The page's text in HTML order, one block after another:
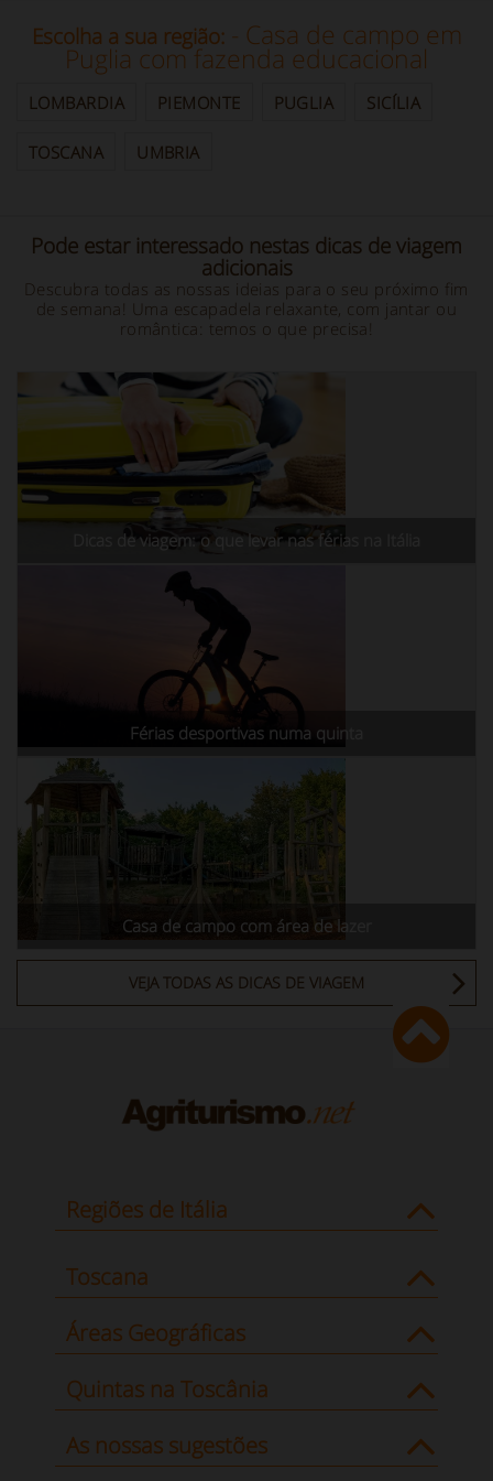
Escolha a sua região: - Casa de campo em
Puglia com fazenda educacional
LOMBARDIA PIEMONTE PUGLIA SICÍLIA
TOSCANA UMBRIA
Pode estar interessado nestas dicas de viagem
adicionais
Descubra todas as nossas ideias para o seu próximo fim
de semana! Uma escapadela relaxante, com jantar ou
romântica: temos o que precisa!
Dicas de viagem: o que levar nas férias na Itália
Férias desportivas numa quinta
Casa de campo com área de lazer
VEJA TODAS AS DICAS DE VIAGEM
Regiões de Itália
Toscana
Áreas Geográficas
Quintas na Toscânia
As nossas sugestões